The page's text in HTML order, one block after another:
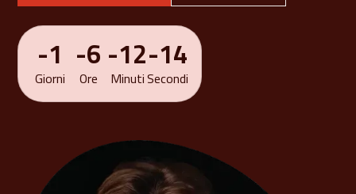
-1
Giorni
-6
Ore
-12
Minuti
-14
Secondi